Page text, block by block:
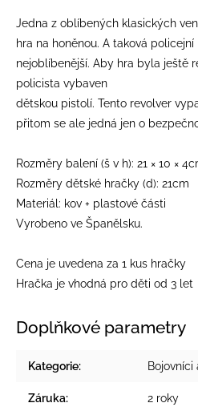
Jedna z oblíbených klasických
hra na honěnou. A taková
nejoblíbenější. Aby hra byla ještě
policista vybaven
dětskou pistolí. Tento revolver
přitom se ale jedná jen o
Rozměry balení (š v h): 21 × 10 ×
Rozměry dětské hračky (d): 21cm
Materiál: kov + plastové části
Vyrobeno ve Španělsku.
Cena je uvedena za 1 kus hračky
Hračka je vhodná pro děti od 3 let
Doplňkové parametry
Kategorie: Bojovníci
Záruka: 2 roky